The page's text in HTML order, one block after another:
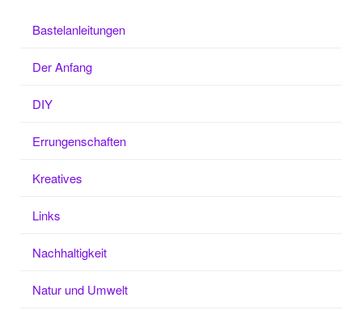
Bastelanleitungen
Der Anfang
DIY
Errungenschaften
Kreatives
Links
Nachhaltigkeit
Natur und Umwelt